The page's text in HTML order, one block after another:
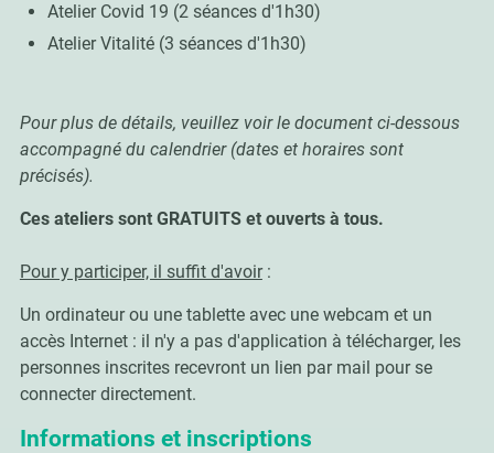
Atelier Covid 19 (2 séances d'1h30)
Atelier Vitalité (3 séances d'1h30)
Pour plus de détails, veuillez voir le document ci-dessous
accompagné du calendrier (dates et horaires sont
précisés).
Ces ateliers sont GRATUITS et ouverts à tous.
Pour y participer, il suffit d'avoir:
Un ordinateur ou une tablette avec une webcam et un
accès Internet : il n'y a pas d'application à télécharger, les
personnes inscrites recevront un lien par mail pour se
connecter directement.
Informations et inscriptions